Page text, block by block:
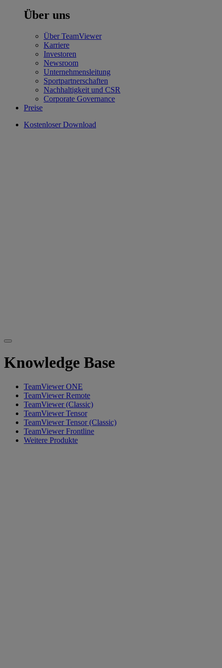
Über uns
Über TeamViewer
Karriere
Investoren
Newsroom
Unternehmensleitung
Sportpartnerschaften
Nachhaltigkeit und CSR
Corporate Governance
Preise
Kostenloser Download
Knowledge Base
TeamViewer ONE
TeamViewer Remote
TeamViewer (Classic)
TeamViewer Tensor
TeamViewer Tensor (Classic)
TeamViewer Frontline
Weitere Produkte